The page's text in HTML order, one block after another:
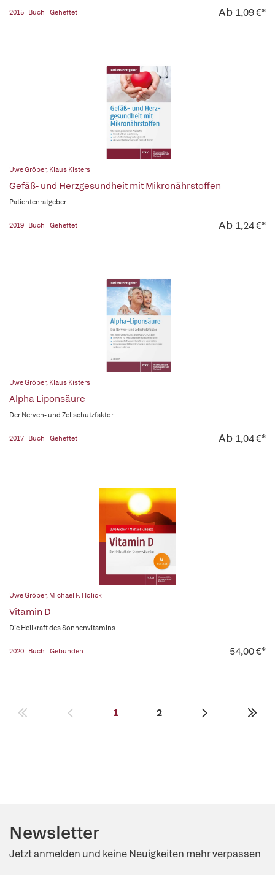
2015 | Buch - Geheftet Ab 1,09 €*
Uwe Gröber, Klaus Kisters
Gefäß- und Herzgesundheit mit Mikronährstoffen
Patientenratgeber
2019 | Buch - Geheftet Ab 1,24 €*
Uwe Gröber, Klaus Kisters
Alpha Liponsäure
Der Nerven- und Zellschutzfaktor
2017 | Buch - Geheftet Ab 1,04 €*
Uwe Gröber, Michael F. Holick
Vitamin D
Die Heilkraft des Sonnenvitamins
2020 | Buch - Gebunden 54,00 €*
1 2
Newsletter
Jetzt anmelden und keine Neuigkeiten mehr verpassen